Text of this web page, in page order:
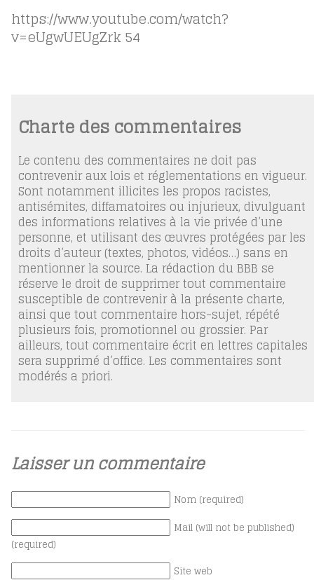
https://www.youtube.com/watch?
v=eUgwUEUgZrk54
Charte des commentaires
Le contenu des commentaires ne doit pas
contrevenir aux lois et réglementations en vigueur.
Sont notamment illicites les propos racistes,
antisémites, diffamatoires ou injurieux, divulguant
des informations relatives à la vie privée d’une
personne, et utilisant des œuvres protégées par les
droits d’auteur (textes, photos, vidéos…) sans en
mentionner la source. La rédaction du BBB se
réserve le droit de supprimer tout commentaire
susceptible de contrevenir à la présente charte,
ainsi que tout commentaire hors-sujet, répété
plusieurs fois, promotionnel ou grossier. Par
ailleurs, tout commentaire écrit en lettres capitales
sera supprimé d’office. Les commentaires sont
modérés a priori.
Laisser un commentaire
Nom (required)
Mail (will not be published)
(required)
Site web